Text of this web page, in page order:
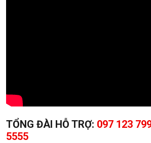
TỔNG ĐÀI HỖ TRỢ: 097 123
5555